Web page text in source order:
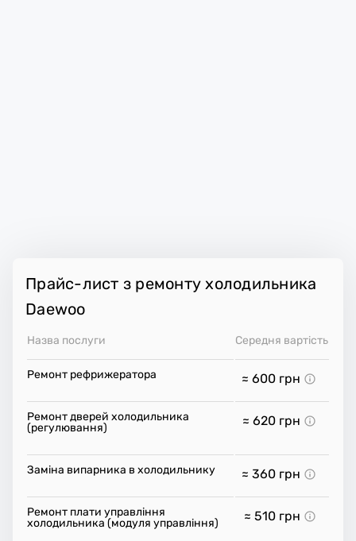
Прайс-лист з ремонту холодильника
Daewoo
Назва послуги Середня вартість
Ремонт рефрижератора ≈ 600 грн
Ремонт дверей холодильника
(регулювання)
≈ 620 грн
Заміна випарника в холодильнику ≈ 360 грн
Ремонт плати управління
холодильника (модуля управління)
≈ 510 грн